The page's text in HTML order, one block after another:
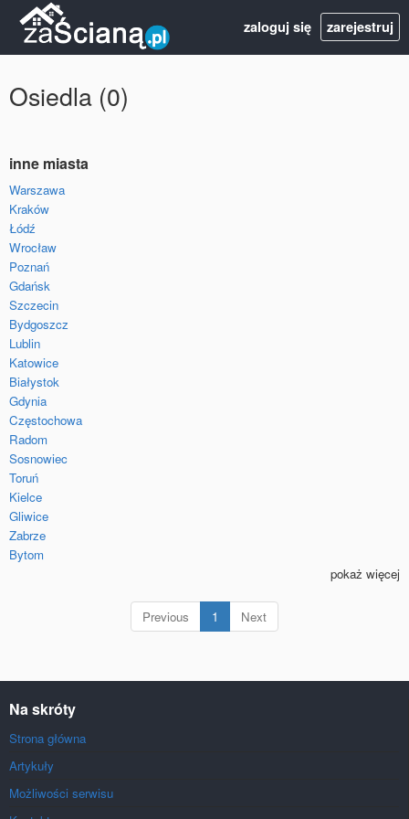
zaloguj się zarejestruj
Osiedla (0)
inne miasta
Warszawa
Kraków
Łódź
Wrocław
Poznań
Gdańsk
Szczecin
Bydgoszcz
Lublin
Katowice
Białystok
Gdynia
Częstochowa
Radom
Sosnowiec
Toruń
Kielce
Gliwice
Zabrze
Bytom
pokaż więcej
Previous 1 (current)
Next
Na skróty
Strona główna
Artykuły
Możliwości serwisu